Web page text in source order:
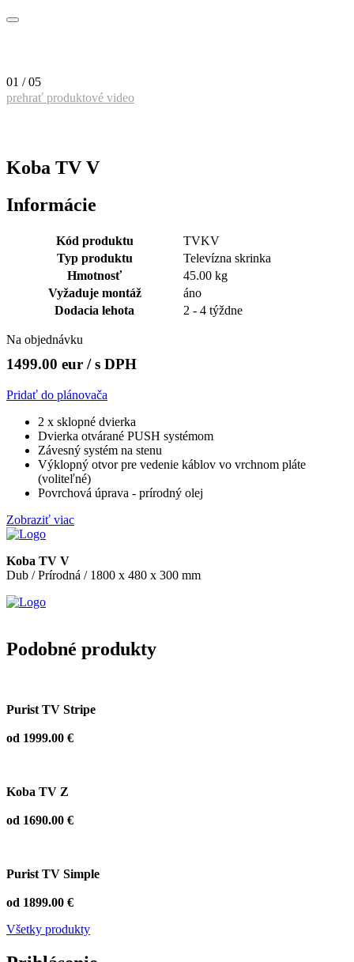
01 / 05
prehrať produktové video
Koba TV V
Informácie
Kód produktu
TVKV
Typ produktu
Televízna skrinka
Hmotnosť
45.00 kg
Vyžaduje montáž
áno
Dodacia lehota
2 - 4 týždne
Na objednávku
1499.00 eur / s DPH
Pridať do plánovača
2 x sklopné dvierka
Dvierka otvárané PUSH systémom
Závesný systém na stenu
Výklopný otvor pre vedenie káblov vo vrchnom pláte
(voliteľné)
Povrchová úprava - prírodný olej
Zobraziť viac
Koba TV V
Dub / Prírodná / 1800 x 480 x 300 mm
Podobné produkty
Purist TV Stripe
od 1999.00 €
Koba TV Z
od 1690.00 €
Purist TV Simple
od 1899.00 €
Všetky produkty